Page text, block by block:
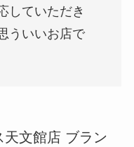
していただき
ういいお店で
文館店 ブラン